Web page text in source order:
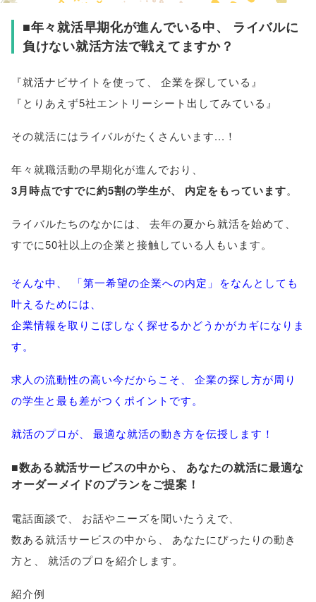
■年々就活早期化が進んでいる中、
ライバルに
負けない就活方法で戦えてますか？
『就活ナビサイトを使って
企業を探している』
『とりあえず5社エントリーシート出してみている』
その就活にはライバルがたくさんいます...！
年々就職活動の早期化が進んでおり
3月時点ですでに約5割の学生が、 内定をもっています。
ライバルたちのなかには 去年の夏から就活を始めて
すでに50社以上の企業と接触している人もいます。
そんな中 、 「第一希望の企業への内定 」
をなんとしても
叶えるためには、
企業情報を取りこぼしなく探せるかどうかがカギになりま
す。
求人の流動性の高い今だからこそ、
企業の探し方が周り
の学生と最も差がつくポイントです。
就活のプロが、 最適な就活の動き方を伝授します！
■数ある就活サービスの中から、
あなたの就活に最適な
オーダーメイドのプランをご提案！
電話面談で お話やニーズを聞いたうえで
数ある就活サービスの中から
あなたにぴったりの動き
方と
就活のプロを紹介します。
紹介例